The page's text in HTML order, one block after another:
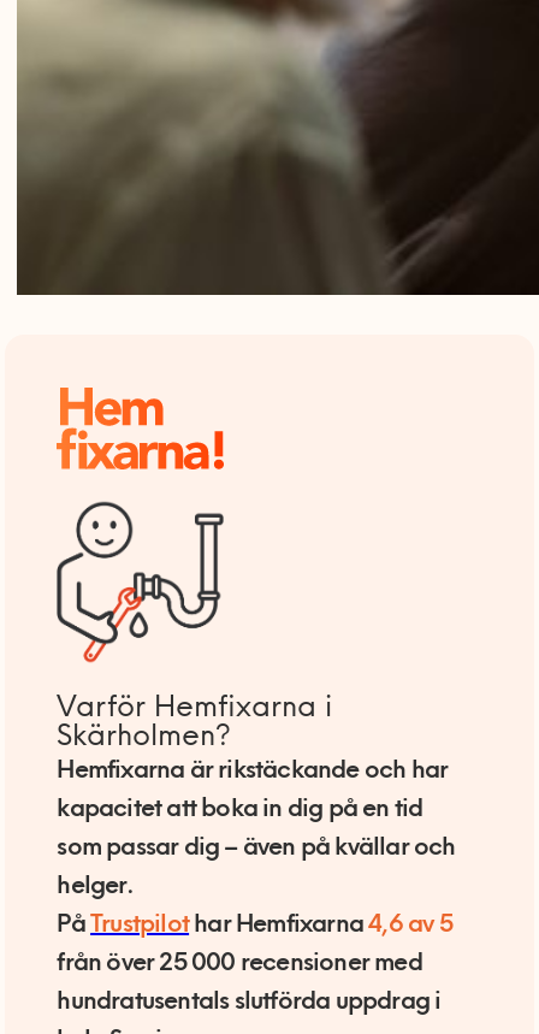
Varför Hemfixarna i
Skärholmen?
Hemfixarna är rikstäckande och har
kapacitet att boka in dig på en tid
som passar dig – även på kvällar och
helger.
På Trustpilothar Hemfixarna4,6 av 5
från över 25 000 recensioner med
hundratusentals slutförda uppdrag i